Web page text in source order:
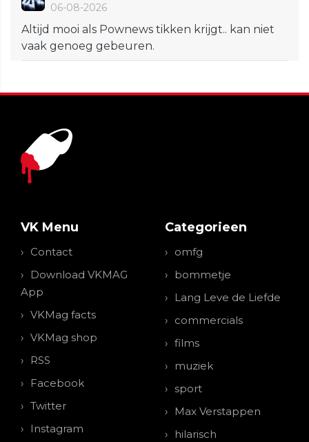
06-08-2026
Altijd mooi als Pownews tikken krijgt.. kan niet
vaak genoeg gebeuren.
VK Menu
Contact
Download VKMAG
App
VKMag facts
VKMag shop
RSS
Facebook
Twitter
Instagram
Categorieen
omfg
bommetje
Lang Leve de Liefde
commercials
films
muziek
sport
Max Verstappen
hilarisch